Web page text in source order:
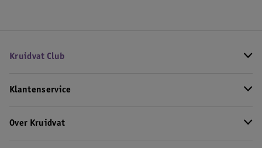
Kruidvat Club
Klantenservice
Over Kruidvat